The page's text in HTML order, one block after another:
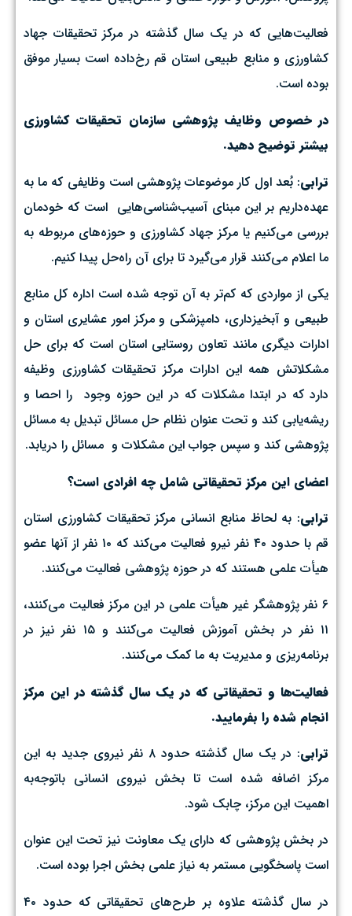
فعالیت‌هایی که در یک سال گذشته در مرکز تحقیقات جهاد
کشاورزی و منابع طبیعی استان قم رخ‌داده است بسیار موفق
بوده است.
در خصوص وظایف پژوهشی سازمان تحقیقات کشاورزی
بیشتر توضیح دهید.
ترابی: بُعد اول کار موضوعات پژوهشی است وظایفی که ما به
عهده‌داریم بر این مبنای آسیب‌شناسی‌هایی است که خودمان
بررسی می‌کنیم یا مرکز جهاد کشاورزی و حوزه‌های مربوطه به
ما اعلام می‌کنند قرار می‌گیرد تا برای آن راه‌حل پیدا کنیم.
یکی از مواردی که کم‌تر به آن توجه شده است اداره کل منابع
طبیعی و آبخیزداری، دامپزشکی و مرکز امور عشایری استان و
ادارات دیگری مانند تعاون روستایی استان است که برای حل
مشکلاتش همه این ادارات مرکز تحقیقات کشاورزی وظیفه
دارد که در ابتدا مشکلات که در این حوزه وجود را احصا و
ریشه‌یابی کند و تحت عنوان نظام حل مسائل تبدیل به مسائل
پژوهشی کند و سپس جواب این مشکلات و مسائل را دریابد.
اعضای این مرکز تحقیقاتی شامل چه افرادی است؟
ترابی: به لحاظ منابع انسانی مرکز تحقیقات کشاورزی استان
قم با حدود ۴۰ نفر نیرو فعالیت می‌کند که ۱۰ نفر از آنها عضو
هیأت علمی هستند که در حوزه پژوهشی فعالیت می‌کنند.
۶ نفر پژوهشگر غیر هیأت علمی در این مرکز فعالیت می‌کنند،
۱۱ نفر در بخش آموزش فعالیت می‌کنند و ۱۵ نفر نیز در
برنامه‌ریزی و مدیریت به ما کمک می‌کنند.
فعالیت‌ها و تحقیقاتی که در یک سال گذشته در این مرکز
انجام شده را بفرمایید.
ترابی
: در یک سال گذشته حدود ۸ نفر نیروی جدید به این
مرکز اضافه شده است تا بخش نیروی انسانی باتوجه‌به
اهمیت این مرکز، چابک شود.
در بخش پژوهشی که دارای یک معاونت نیز تحت این عنوان
است پاسخگویی مستمر به نیاز علمی بخش اجرا بوده است.
در سال گذشته علاوه بر طرح‌های تحقیقاتی که حدود ۴۰